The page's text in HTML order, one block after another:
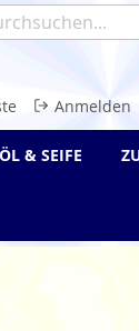
Anmelden
& SEIFE